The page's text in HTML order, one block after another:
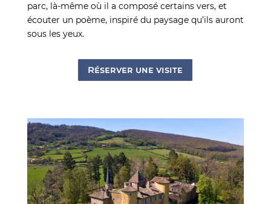
parc, là-même où il a composé certains vers, et
écouter un poème, inspiré du paysage qu’ils auront
sous les yeux.
Réserver une visite